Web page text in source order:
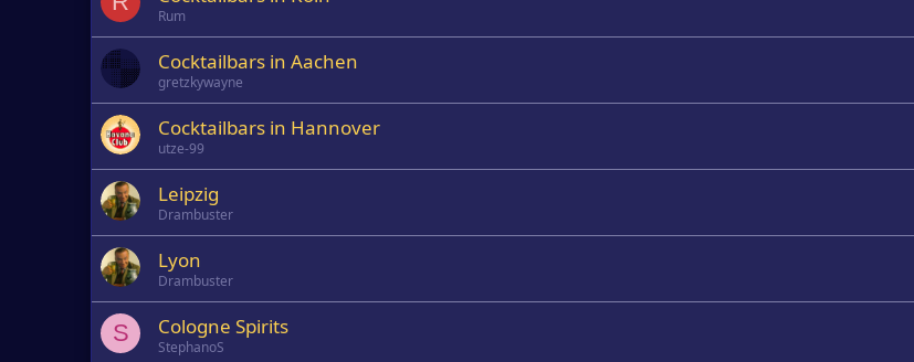
Rum
Cocktailbars in Aachen
gretzkywayne
Cocktailbars in Hannover
utze-99
Leipzig
Drambuster
Lyon
Drambuster
S Cologne Spirits
StephanoS